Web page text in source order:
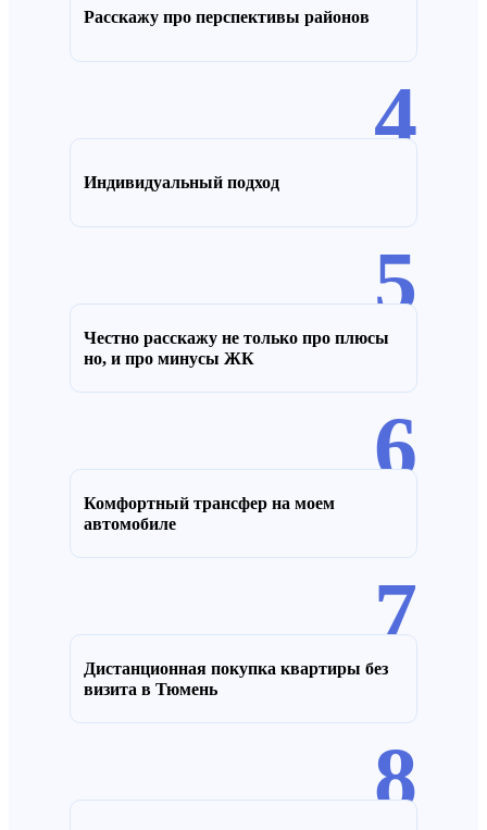
Расскажу про перспективы районов
4
Индивидуальный подход
5
Честно расскажу не только про плюсы
но, и про минусы ЖК
6
Комфортный трансфер на моем
автомобиле
7
Дистанционная покупка квартиры без
визита в Тюмень
8